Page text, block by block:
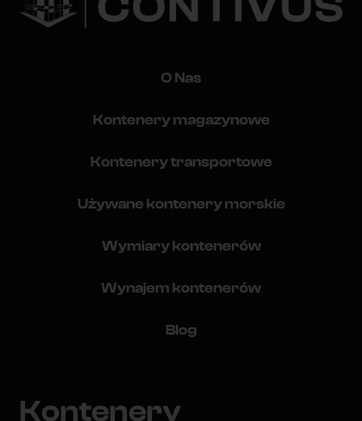
O Nas
Kontenery magazynowe
Kontenery transportowe
Używane kontenery morskie
Wymiary kontenerów
Wynajem kontenerów
Blog
Kontenery